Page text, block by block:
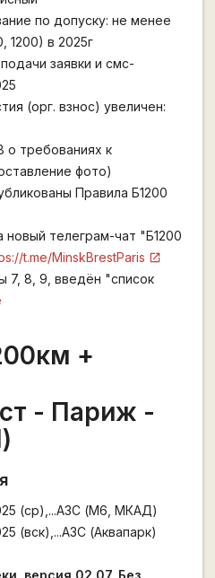
по допуску: не менее
1200) в 2025г
заявки и смс-
(орг. взнос) увеличен:
о требованиях к
фото)
Правила Б1200
новый телеграм-чат "Б1200
t.me/MinskBrestParis
7, 8, 9, введён "список
+
- Париж -
(ср),...АЗС (М6, МКАД)
(вск),...АЗС (Аквапарк)
версия 02.07, Без